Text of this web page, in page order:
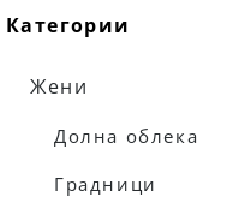
Категории
Жени
Долна облека
Градници